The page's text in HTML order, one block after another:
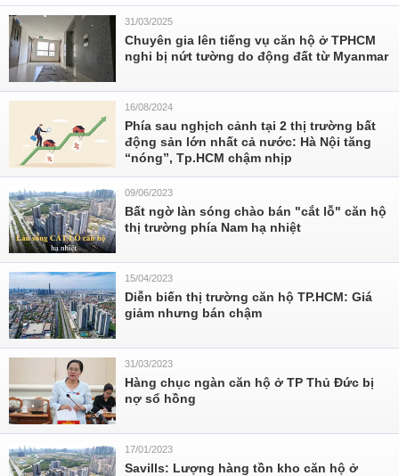
31/03/2025
Chuyên gia lên tiếng vụ căn hộ ở TPHCM
nghi bị nứt tường do động đất từ Myanmar
16/08/2024
Phía sau nghịch cảnh tại 2 thị trường bất
động sản lớn nhất cả nước: Hà Nội tăng
“nóng”, Tp.HCM chậm nhịp
09/06/2023
Bất ngờ làn sóng chào bán "cắt lỗ" căn hộ
thị trường phía Nam hạ nhiệt
15/04/2023
Diễn biến thị trường căn hộ TP.HCM: Giá
giảm nhưng bán chậm
31/03/2023
Hàng chục ngàn căn hộ ở TP Thủ Đức bị
nợ sổ hồng
17/01/2023
Savills: Lượng hàng tồn kho căn hộ ở